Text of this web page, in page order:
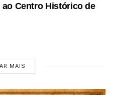
Centro Histórico de
MAIS